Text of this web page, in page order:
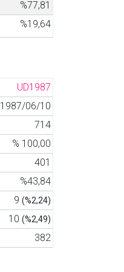
%77,81
%19,64
UD1987
1987/06/10
714
% 100,00
401
%43,84
9 (%2,24)
10 (%2,49)
382